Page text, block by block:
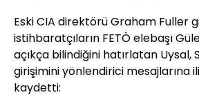
Eski CIA direktörü Graham Fuller
istihbaratçıların FETÖ elebaşı
açıkça bilindiğini hatırlatan
girişimini yönlendirici mesajlarına
kaydetti: